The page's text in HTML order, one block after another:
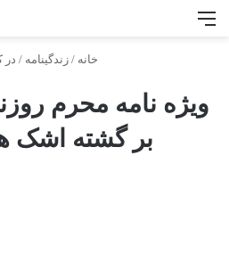
خانه / زندگینامه / در
ویژه نامه محرم
بر گشته اشک